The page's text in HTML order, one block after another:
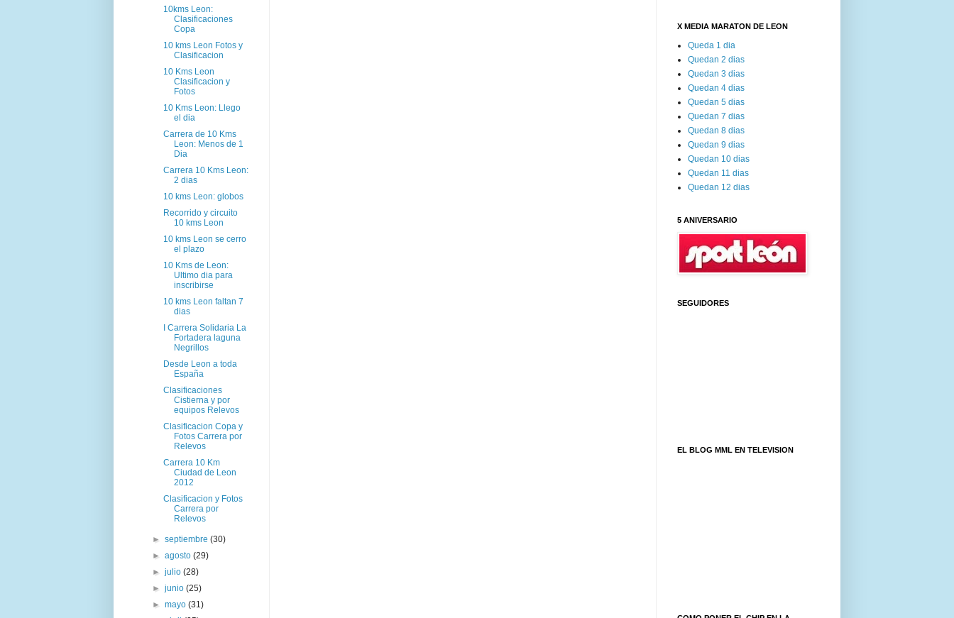
10kms Leon:
Clasificaciones
Copa
10 kms Leon Fotos y
Clasificacion
10 Kms Leon
Clasificacion y
Fotos
10 Kms Leon: Llego
el dia
Carrera de 10 Kms
Leon: Menos de 1
Dia
Carrera 10 Kms Leon:
2 dias
10 kms Leon: globos
Recorrido y circuito
10 kms Leon
10 kms Leon se cerro
el plazo
10 Kms de Leon:
Ultimo dia para
inscribirse
10 kms Leon faltan 7
dias
I Carrera Solidaria La
Fortadera laguna
Negrillos
Desde Leon a toda
España
Clasificaciones
Cistierna y por
equipos Relevos
Clasificacion Copa y
Fotos Carrera por
Relevos
Carrera 10 Km
Ciudad de Leon
2012
Clasificacion y Fotos
Carrera por
Relevos
►septiembre(30)
►agosto(29)
►julio(28)
►junio(25)
►mayo(31)
X MEDIA MARATON DE LEON
Queda 1 dia
Quedan 2 dias
Quedan 3 dias
Quedan 4 dias
Quedan 5 dias
Quedan 7 dias
Quedan 8 dias
Quedan 9 dias
Quedan 10 dias
Quedan 11 dias
Quedan 12 dias
5 ANIVERSARIO
SEGUIDORES
EL BLOG MML EN TELEVISION